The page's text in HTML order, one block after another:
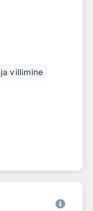
villimine